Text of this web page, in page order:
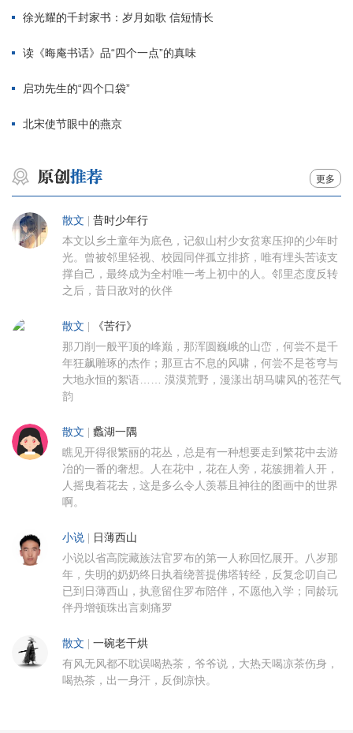
徐光耀的千封家书：岁月如歌 信短情长
读《晦庵书话》品“四个一点”的真味
启功先生的“四个口袋”
北宋使节眼中的燕京
更多
散文 昔时少年行
本文以乡土童年为底色，记叙山村少女贫寒压抑的少年时
光。曾被邻里轻视、校园同伴孤立排挤，唯有埋头苦读支
撑自己，最终成为全村唯一考上初中的人。邻里态度反转
之后，昔日敌对的伙伴
散文 《苦行》
那刀削一般平顶的峰巅，那浑圆巍峨的山峦，何尝不是千
年狂飙雕琢的杰作；那亘古不息的风啸，何尝不是苍穹与
大地永恒的絮语…… 漠漠荒野，漫漾出胡马啸风的苍茫气
韵
散文 蠡湖一隅
瞧见开得很繁丽的花丛，总是有一种想要走到繁花中去游
冶的一番的奢想。人在花中，花在人旁，花簇拥着人开，
人摇曳着花去，这是多么令人羡慕且神往的图画中的世界
啊。
小说 日薄西山
小说以省高院藏族法官罗布的第一人称回忆展开。八岁那
年，失明的奶奶终日执着绕菩提佛塔转经，反复念叨自己
已到日薄西山，执意留住罗布陪伴，不愿他入学；同龄玩
伴丹增顿珠出言刺痛罗
散文 一碗老干烘
有风无风都不耽误喝热茶，爷爷说，大热天喝凉茶伤身，
喝热茶，出一身汗，反倒凉快。